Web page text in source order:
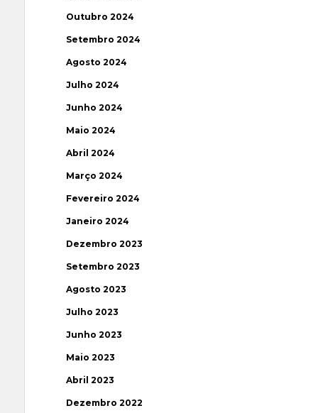
Outubro 2024
Setembro 2024
Agosto 2024
Julho 2024
Junho 2024
Maio 2024
Abril 2024
Março 2024
Fevereiro 2024
Janeiro 2024
Dezembro 2023
Setembro 2023
Agosto 2023
Julho 2023
Junho 2023
Maio 2023
Abril 2023
Dezembro 2022